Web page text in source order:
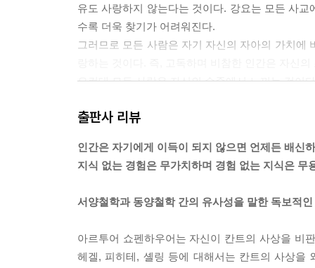
유도 사랑하지 않는다는 것이다. 강요는 모든 사
수록 더욱 찾기가 어려워진다.
그러므로 모든 사람은 자기 자신의 자아의 가치에
요컨대 모든 사람은 자신의 수준에서 느끼는 것이
러므로 우리는 질투를 불러일으키는 일이 있어서
무릇 귀족에는 세 종류가 있다.
이 중에서 마지막 귀족이야말로 가장 고귀한 것으
--- p.65, 「질투는 인간의 자연스러운 감정이지만
출판사 리뷰
인간은 자기에게 이득이 되지 않으면 언제든 배신
지식 없는 경험은 무가치하며 경험 없는 지식은 무
서양철학과 동양철학 간의 유사성을 말한 독보적
아르투어 쇼펜하우어는 자신이 칸트의 사상을 비
헤겔, 피히테, 셸링 등에 대해서는 칸트의 사상을